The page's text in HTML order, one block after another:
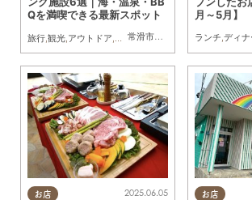
常滑市
,美浜町 南知多町
Qを満喫できる最新スポット
旅行 観光 アウトドア 自然,グランピング
月～5月】
ランチ,ディナ
お店 2025.06.05 お店